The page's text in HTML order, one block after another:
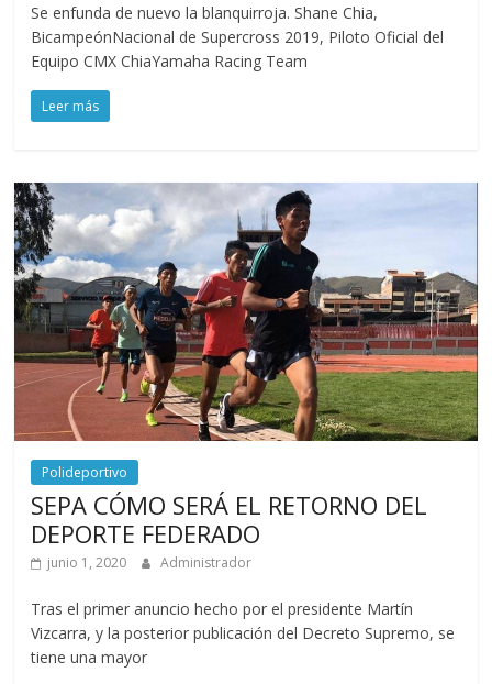
Se enfunda de nuevo la blanquirroja. Shane Chia,
BicampeónNacional de Supercross 2019, Piloto Oficial del
Equipo CMX ChiaYamaha Racing Team
Leer más
Polideportivo
SEPA CÓMO SERÁ EL RETORNO DEL
DEPORTE FEDERADO
junio 1, 2020 Administrador
Tras el primer anuncio hecho por el presidente Martín
Vizcarra, y la posterior publicación del Decreto Supremo, se
tiene una mayor